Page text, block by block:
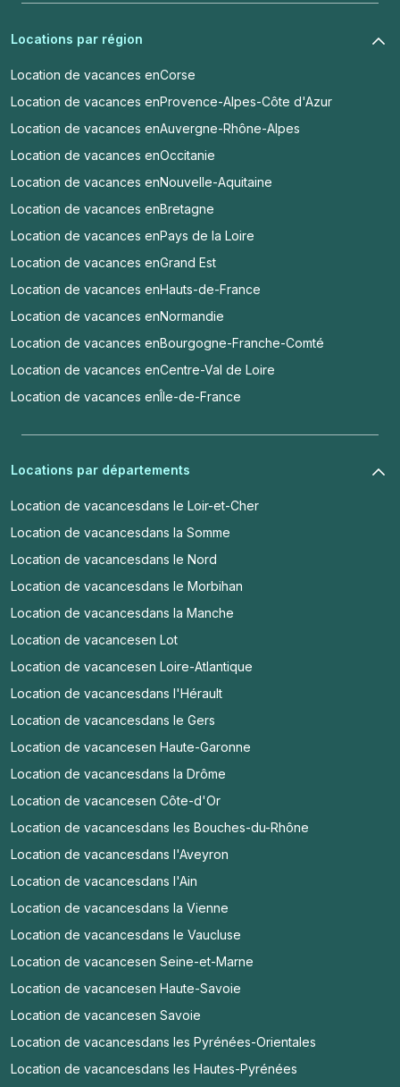
Locations par région
Location de vacances enCorse
Location de vacances enProvence-Alpes-Côte d'Azur
Location de vacances enAuvergne-Rhône-Alpes
Location de vacances enOccitanie
Location de vacances enNouvelle-Aquitaine
Location de vacances enBretagne
Location de vacances enPays de la Loire
Location de vacances enGrand Est
Location de vacances enHauts-de-France
Location de vacances enNormandie
Location de vacances enBourgogne-Franche-Comté
Location de vacances enCentre-Val de Loire
Location de vacances enÎle-de-France
Locations par départements
Location de vacancesdans le Loir-et-Cher
Location de vacancesdans la Somme
Location de vacancesdans le Nord
Location de vacancesdans le Morbihan
Location de vacancesdans la Manche
Location de vacancesen Lot
Location de vacancesen Loire-Atlantique
Location de vacancesdans l'Hérault
Location de vacancesdans le Gers
Location de vacancesen Haute-Garonne
Location de vacancesdans la Drôme
Location de vacancesen Côte-d'Or
Location de vacancesdans les Bouches-du-Rhône
Location de vacancesdans l'Aveyron
Location de vacancesdans l'Ain
Location de vacancesdans la Vienne
Location de vacancesdans le Vaucluse
Location de vacancesen Seine-et-Marne
Location de vacancesen Haute-Savoie
Location de vacancesen Savoie
Location de vacancesdans les Pyrénées-Orientales
Location de vacancesdans les Hautes-Pyrénées